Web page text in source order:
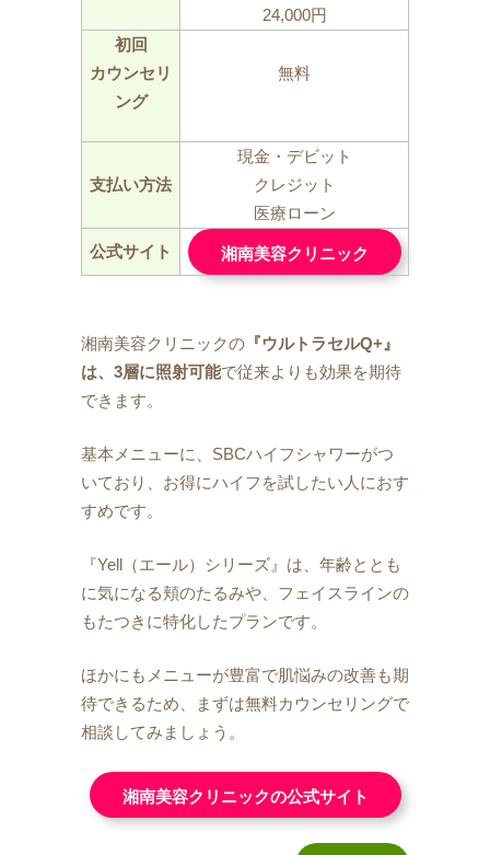
24,000円
初回
カウンセリ
ング
無料
支払い方法
現金・デビット
クレジット
医療ローン
公式サイト 湘南美容クリニック
湘南美容クリニックの 『ウルトラセルQ+』
は、3層に照射可能で従来よりも効果を期待
できます。
基本メニューに、SBCハイフシャワーがつ
いており、お得にハイフを試したい人におす
すめです。
『Yell（エール）シリーズ』は、年齢ととも
に気になる頬のたるみや、フェイスラインの
もたつきに特化したプランです。
ほかにもメニューが豊富で肌悩みの改善も期
待できるため、まずは無料カウンセリングで
相談してみましょう。
湘南美容クリニックの公式サイト